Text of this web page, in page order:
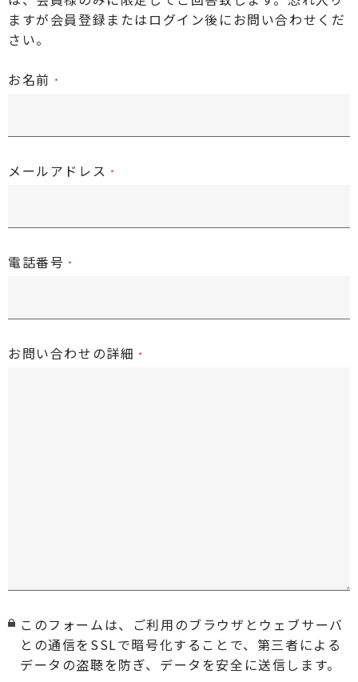
ますが会員登録またはログイン後にお問い合わせくだ
さい。
お名前
メールアドレス
電話番号
お問い合わせの詳細
このフォームは、ご利用のブラウザとウェブサーバ
との通信をSSLで暗号化することで、第三者による
データの盗聴を防ぎ、データを安全に送信します。